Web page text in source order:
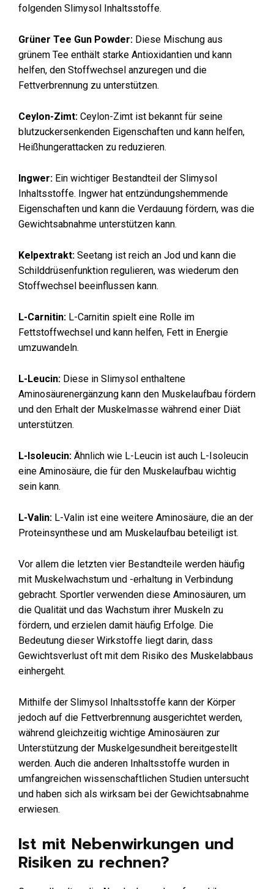
folgenden Slimysol Inhaltsstoffe.
Grüner Tee Gun Powder: Diese Mischung aus
grünem Tee enthält starke Antioxidantien und kann
helfen, den Stoffwechsel anzuregen und die
Fettverbrennung zu unterstützen.
Ceylon-Zimt: Ceylon-Zimt ist bekannt für seine
blutzuckersenkenden Eigenschaften und kann helfen,
Heißhungerattacken zu reduzieren.
Ingwer: Ein wichtiger Bestandteil der Slimysol
Inhaltsstoffe. Ingwer hat entzündungshemmende
Eigenschaften und kann die Verdauung fördern, was die
Gewichtsabnahme unterstützen kann.
Kelpextrakt: Seetang ist reich an Jod und kann die
Schilddrüsenfunktion regulieren, was wiederum den
Stoffwechsel beeinflussen kann.
L-Carnitin: L-Carnitin spielt eine Rolle im
Fettstoffwechsel und kann helfen, Fett in Energie
umzuwandeln.
L-Leucin: Diese in Slimysol enthaltene
Aminosäurenergänzung kann den Muskelaufbau fördern
und den Erhalt der Muskelmasse während einer Diät
unterstützen.
L-Isoleucin: Ähnlich wie L-Leucin ist auch L-Isoleucin
eine Aminosäure, die für den Muskelaufbau wichtig
sein kann.
L-Valin: L-Valin ist eine weitere Aminosäure, die an der
Proteinsynthese und am Muskelaufbau beteiligt ist.
Vor allem die letzten vier Bestandteile werden häufig
mit Muskelwachstum und -erhaltung in Verbindung
gebracht. Sportler verwenden diese Aminosäuren, um
die Qualität und das Wachstum ihrer Muskeln zu
fördern, und erzielen damit häufig Erfolge. Die
Bedeutung dieser Wirkstoffe liegt darin, dass
Gewichtsverlust oft mit dem Risiko des Muskelabbaus
einhergeht.
Mithilfe der Slimysol Inhaltsstoffe kann der Körper
jedoch auf die Fettverbrennung ausgerichtet werden,
während gleichzeitig wichtige Aminosäuren zur
Unterstützung der Muskelgesundheit bereitgestellt
werden. Auch die anderen Inhaltsstoffe wurden in
umfangreichen wissenschaftlichen Studien untersucht
und haben sich als wirksam bei der Gewichtsabnahme
erwiesen.
Ist mit Nebenwirkungen und
Risiken zu rechnen?